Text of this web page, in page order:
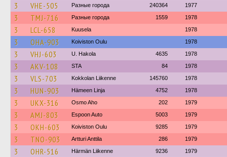
3 VHE-505 Разные города 240364 1977
3 TMJ-716 Разные города 1559 1978
3 LCL-658 Kuusela 1978
3 OHA-903 Koiviston Oulu 1978
3 VHJ-603 U. Hakola 4635 1978
3 AKV-108 STA 84 1978
3 VLS-703 Kokkolan Liikenne 145760 1978
3 HUN-903 Hämeen Linja 4752 1978
3 UKX-316 Osmo Aho 202 1979
3 AMJ-803 Espoon Auto 5003 1979
3 OKH-603 Koiviston Oulu 9285 1979
3 TNO-903 Artturi Anttila 286 1979
3 OHR-516 Härmän Liikenne 9236 1979